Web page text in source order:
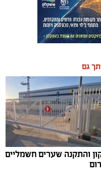
גם
והתקנה שערים חשמליים